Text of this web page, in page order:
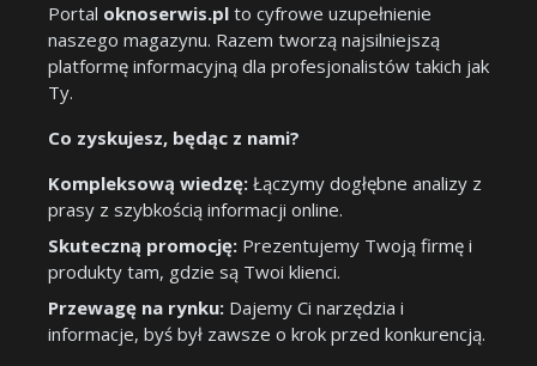
Portal oknoserwis.pl to cyfrowe uzupełnienie
naszego magazynu. Razem tworzą najsilniejszą
platformę informacyjną dla profesjonalistów takich jak
Ty.
Co zyskujesz, będąc z nami?
Kompleksową wiedzę: Łączymy dogłębne analizy z
prasy z szybkością informacji online.
Skuteczną promocję: Prezentujemy Twoją firmę i
produkty tam, gdzie są Twoi klienci.
Przewagę na rynku: Dajemy Ci narzędzia i
informacje, byś był zawsze o krok przed konkurencją.